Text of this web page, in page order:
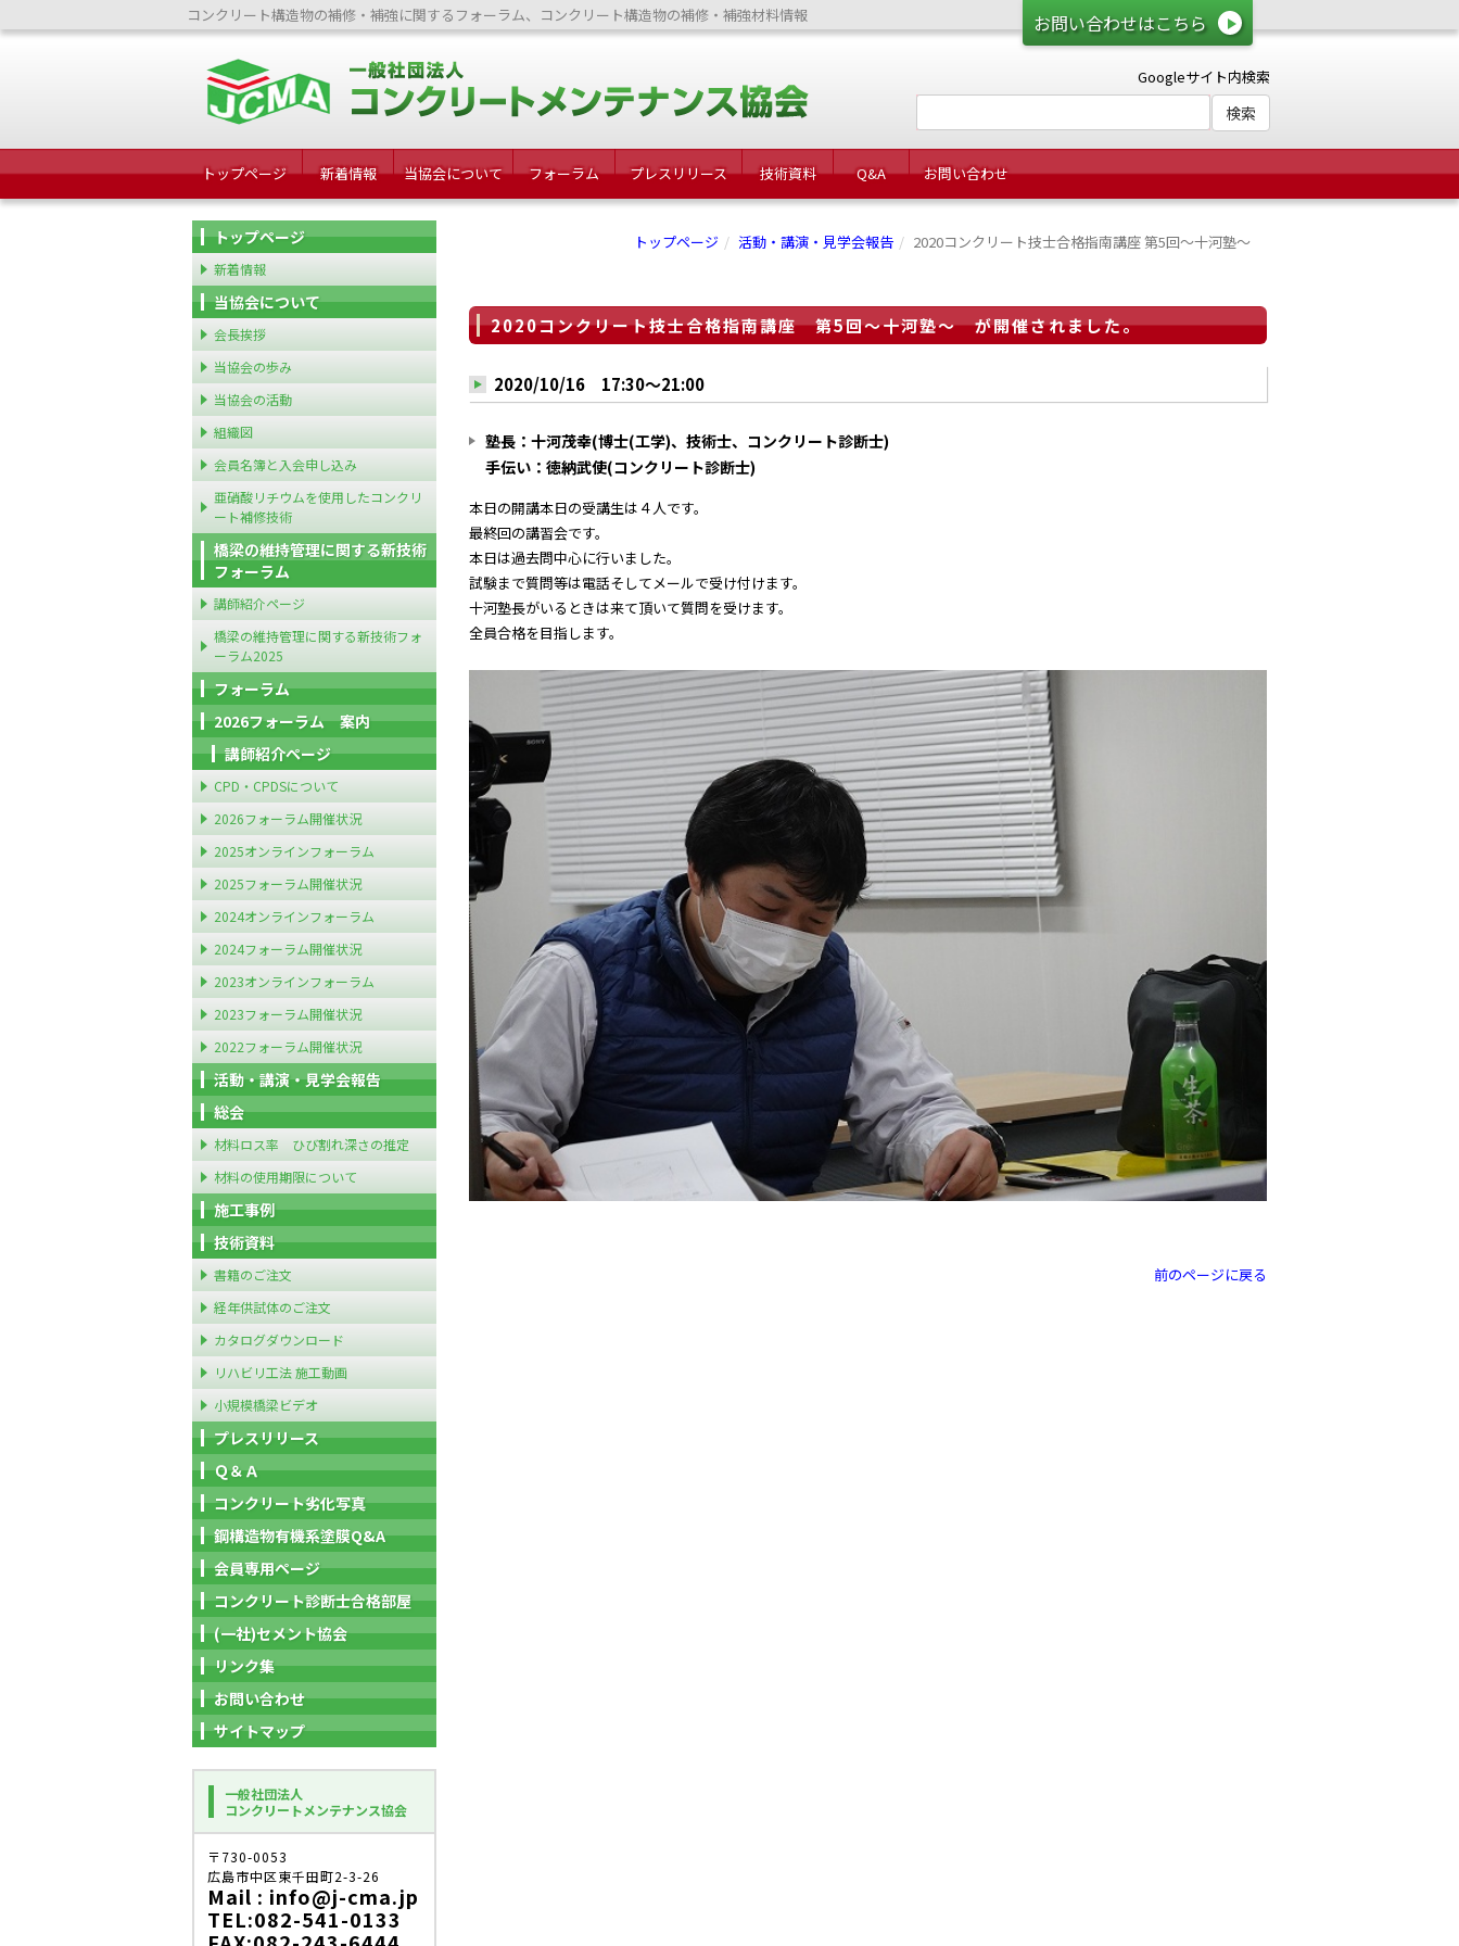
お問い合わせはこちら
コンクリート構造物の補修・補強に関するフォーラム、コンクリート構造物の補修・補強材料情報
Googleサイト内検索
トップページ 新着情報 当協会について フォーラム プレスリリース 技術資料 Q&A お問い合わせ
トップページ 活動・講演・見学会報告 2020コンクリート技士合格指南講座 第5回～十河塾～
2020コンクリート技士合格指南講座 第5回～十河塾～ が開催されました。
2020/10/16 17:30～21:00
塾長：十河茂幸(博士(工学)、技術士、コンクリート診断士)
手伝い：徳納武使(コンクリート診断士)
本日の開講本日の受講生は４人です。
最終回の講習会です。
本日は過去問中心に行いました。
試験まで質問等は電話そしてメールで受け付けます。
十河塾長がいるときは来て頂いて質問を受けます。
全員合格を目指します。
前のページに戻る
トップページ
新着情報
当協会について
会長挨拶
当協会の歩み
当協会の活動
組織図
会員名簿と入会申し込み
亜硝酸リチウムを使用したコンクリ
ート補修技術
橋梁の維持管理に関する新技術
フォーラム
講師紹介ページ
橋梁の維持管理に関する新技術フォ
ーラム2025
フォーラム
2026フォーラム 案内
講師紹介ページ
CPD・CPDSについて
2026フォーラム開催状況
2025オンラインフォーラム
2025フォーラム開催状況
2024オンラインフォーラム
2024フォーラム開催状況
2023オンラインフォーラム
2023フォーラム開催状況
2022フォーラム開催状況
活動・講演・見学会報告
総会
材料ロス率 ひび割れ深さの推定
材料の使用期限について
施工事例
技術資料
書籍のご注文
経年供試体のご注文
カタログダウンロード
リハビリ工法 施工動画
小規模橋梁ビデオ
プレスリリース
Ｑ＆Ａ
コンクリート劣化写真
鋼構造物有機系塗膜Q&A
会員専用ページ
コンクリート診断士合格部屋
(一社)セメント協会
リンク集
お問い合わせ
サイトマップ
一般社団法人
コンクリートメンテナンス協会
〒730-0053
広島市中区東千田町2-3-26
Mail : info@j-cma.jp
TEL:082-541-0133